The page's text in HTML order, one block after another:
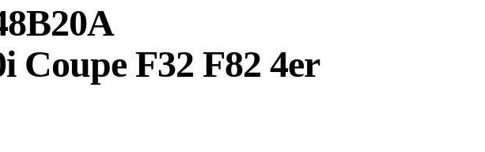
Coupe F32 F82 4er